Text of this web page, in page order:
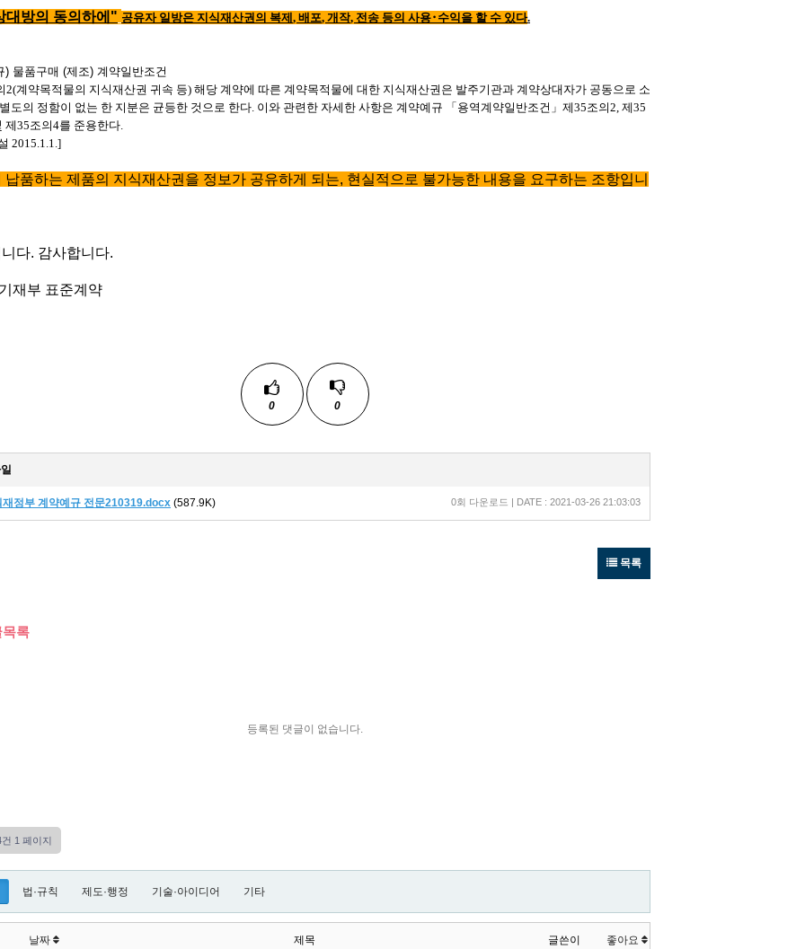
대방의 동의하에" 공유자 일방은 지식재산권의 복제 , 배포, 개작, 전송 등의 사용･ 수익을 할 수 있다.
) 물품구매 (제조) 계약일반조건
2(계약목적물의 지식재산권 귀속 등) 해당 계약에 따른 계약목적물에 대한 지식재산권은 발주기관과 계약상대자가 공동으로 소
별도의 정함이 없는 한 지분은 균등한 것으로 한다. 이와 관련한 자세한 사항은 계약예규 「 용역계약일반조건 」 제35조의2, 제35
제35조의4를 준용한다.
2015.1.1.]
납품하는 제품의 지식재산권을 정보가 공유하게 되는, 현실적으로 불가능한 내용을 요구하는 조항입니
다. 감사합니다.
재부 표준계약
0 0
재정부 계약예규 전문210319.docx (587.9K) 0회 다운로드 | DATE : 2021-03-26 21:03:03
목록
목록
등록된 댓글이 없습니다.
1 페이지
법·규칙 제도·행정 기술·아이디어 기타
날짜 제목 글쓴이 좋아요